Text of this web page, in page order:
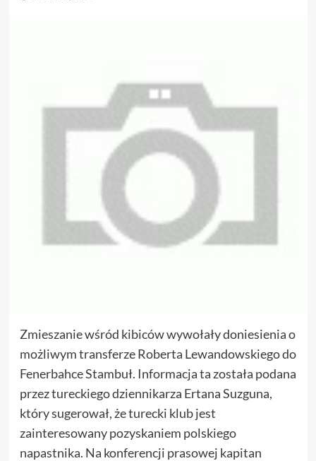
Zmieszanie wśród kibiców wywołały doniesienia o
możliwym transferze Roberta Lewandowskiego do
Fenerbahce Stambuł. Informacja ta została podana
przez tureckiego dziennikarza Ertana Suzguna,
który sugerował, że turecki klub jest
zainteresowany pozyskaniem polskiego
napastnika. Na konferencji prasowej kapitan